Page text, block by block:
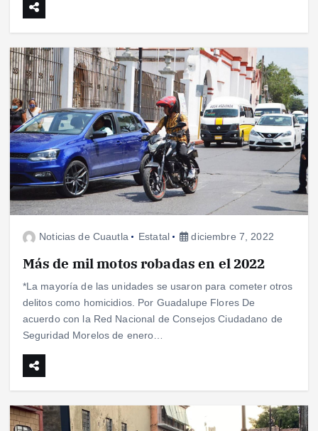
Noticias de Cuautla Estatal diciembre 7, 2022
Más de mil motos robadas en el 2022
*La mayoría de las unidades se usaron para cometer otros
delitos como homicidios. Por Guadalupe Flores De
acuerdo con la Red Nacional de Consejos Ciudadano de
Seguridad Morelos de enero…